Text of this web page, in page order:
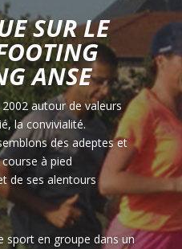
SUR LE
ANSE
2002 autour de valeurs
la convivialité.
des adeptes et
à pied
de ses alentours
sport en groupe dans un